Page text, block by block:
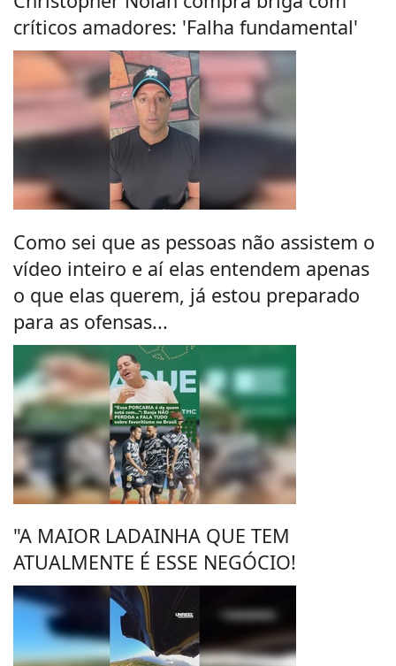
críticos amadores: 'Falha fundamental'
Como sei que as pessoas não assistem o
vídeo inteiro e aí elas entendem apenas
o que elas querem, já estou preparado
para as ofensas...
"A MAIOR LADAINHA QUE TEM
ATUALMENTE É ESSE NEGÓCIO!